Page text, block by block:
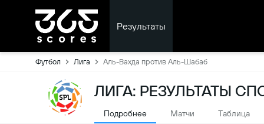
Результаты
Футбол Лига Аль-Вахда против Аль-Шабаб
ЛИГА: РЕЗУЛЬТАТЫ
Подробнее Матчи Tаблица